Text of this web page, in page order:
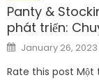
Panty &
phát triển:
Posted
on
January 26, 2023
Rate this post Một